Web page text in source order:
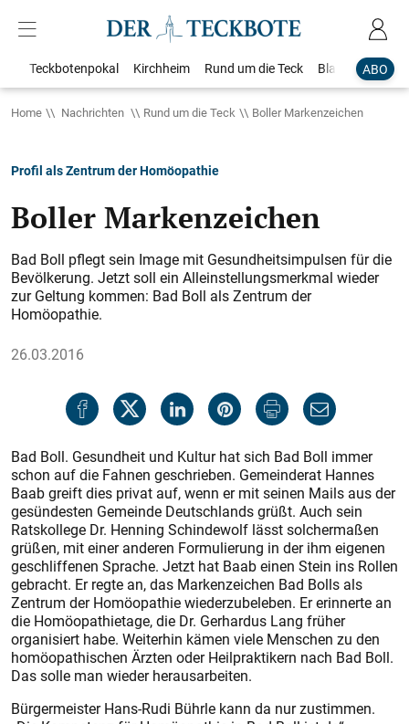
ABO
Teckbotenpokal Kirchheim Rund um die Teck Blaulicht
Home Nachrichten Rund um die Teck Boller Markenzeichen
Profil als Zentrum der Homöopathie
Boller Markenzeichen
Bad Boll pflegt sein Image mit Gesundheitsimpulsen für die
Bevölkerung. Jetzt soll ein Alleinstellungsmerkmal wieder
zur Geltung kommen: Bad Boll als Zentrum der
Homöopathie.
26.03.2016
Bad Boll. Gesundheit und Kultur hat sich Bad Boll immer
schon auf die Fahnen geschrieben. Gemeinderat Hannes
Baab greift dies privat auf, wenn er mit seinen Mails aus der
gesündesten Gemeinde Deutschlands grüßt. Auch sein
Ratskollege Dr. Henning Schindewolf lässt solchermaßen
grüßen, mit einer anderen Formulierung in der ihm eigenen
geschliffenen Sprache. Jetzt hat Baab einen Stein ins Rollen
gebracht. Er regte an, das Markenzeichen Bad Bolls als
Zentrum der Homöopathie wiederzubeleben. Er erinnerte an
die Homöopathietage, die Dr. Ger­hardus Lang früher
organisiert habe. Weiterhin kämen viele Menschen zu den
homöopathischen Ärzten oder Heilpraktikern nach Bad Boll.
Das solle man wieder herausarbeiten.
Bürgermeister Hans-Rudi Bührle kann da nur zustimmen.